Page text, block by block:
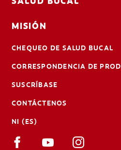
MISIÓN
CHEQUEO DE SALUD BUCAL
CORRESPONDENCIA DE
SUSCRÍBASE
CONTÁCTENOS
NI (ES)